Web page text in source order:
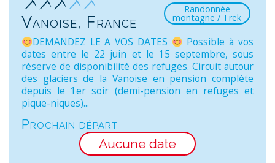
Vanoise, France
Randonnée
montagne / Trek
DEMANDEZ LE A VOS DATES
Possible à vos
dates entre le 22 juin et le 15 septembre, sous
réserve de disponibilité des refuges. Circuit autour
des glaciers de la Vanoise en pension complète
depuis le 1er soir (demi-pension en refuges et
pique-niques)...
Prochain départ
Aucune date